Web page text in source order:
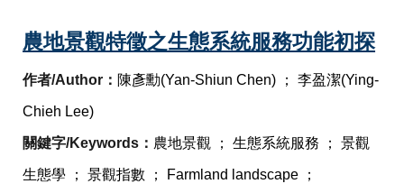
農地景觀特徵之生態系統服務功能初探
作者/Author： 陳彥勳(Yan-Shiun Chen) ； 李盈潔(Ying-
Chieh Lee)
關鍵字/Keywords： 農地景觀 ； 生態系統服務 ； 景觀
生態學 ； 景觀指數 ； Farmland landscape ；